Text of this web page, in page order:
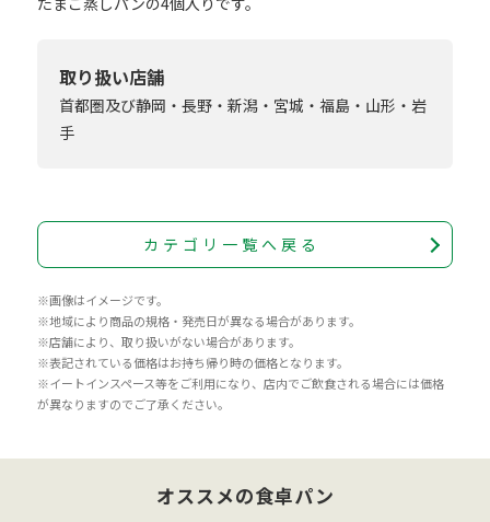
取り扱い店舗
首都圏及び静岡・長野・新潟・宮城・福島・山形・岩
手
カテゴリ一覧へ戻る
※画像はイメージです。
※地域により商品の規格・発売日が異なる場合があります。
※店舗により、取り扱いがない場合があります。
※表記されている価格はお持ち帰り時の価格となります。
※イートインスペース等をご利用になり、店内でご飲食される場合には価格
が異なりますのでご了承ください。
オススメの食卓パン